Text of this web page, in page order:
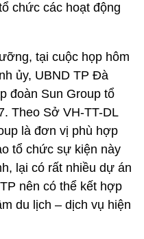
chức các hoạt động
tại cuộc họp hôm
ủy, UBND TP Đà
đoàn Sun Group tổ
Theo Sở VH-TT-DL
là đơn vị phù hợp
tổ chức sự kiện này
lại có rất nhiều dự án
nên có thể kết hợp
du lịch – dịch vụ hiện